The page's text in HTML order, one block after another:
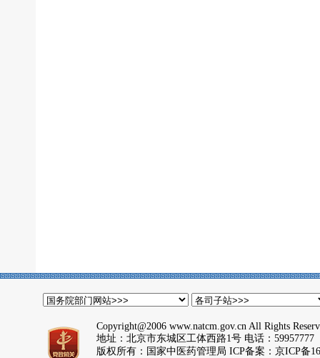
Copyright@2006 www.natcm.gov.cn All Rights
地址：北京市东城区工体西路1号 电话：59957777
版权所有：国家中医药管理局 ICP备案： 京ICP备